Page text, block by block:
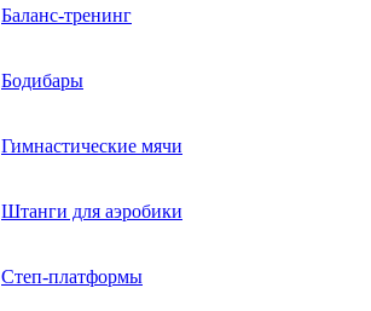
Баланс-тренинг
Бодибары
Гимнастические мячи
Штанги для аэробики
Степ-платформы